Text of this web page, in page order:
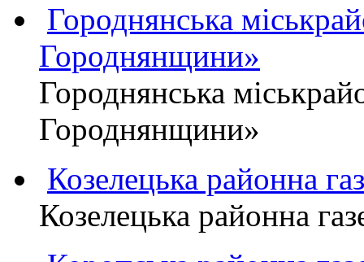
Городнянська
Городнянщини»
Городнянська
Городнянщини»
Козелецька районна
Козелецька районна